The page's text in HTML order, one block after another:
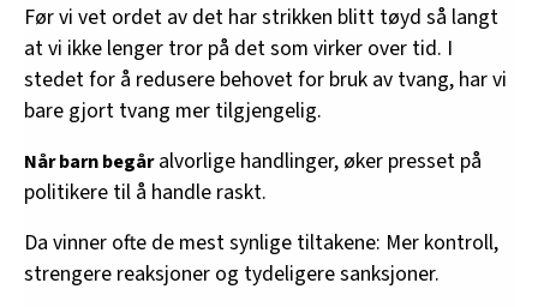
Før vi vet ordet av det har strikken blitt tøyd så langt
at vi ikke lenger tror på det som virker over tid. I
stedet for å redusere behovet for bruk av tvang, har vi
bare gjort tvang mer tilgjengelig.
Når barn begåralvorlige handlinger, øker presset på
politikere til å handle raskt.
Da vinner ofte de mest synlige tiltakene: Mer kontroll,
strengere reaksjoner og tydeligere sanksjoner.